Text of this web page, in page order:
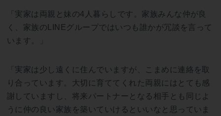
「実家は両親と妹の4人暮らしです。家族みんな仲が良
く、家族のLINEグループではいつも誰かが冗談を言って
います。」
「実家は少し遠くに住んでいますが、こまめに連絡を取
り合っています。大切に育ててくれた両親にはとても感
謝していますし、将来パートナーとなる相手とも同じよ
うに仲の良い家族を築いていけるといいなと思っていま